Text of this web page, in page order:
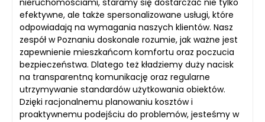
nieruchomościami, staramy się dostarczać nie tylko
efektywne, ale także spersonalizowane usługi, które
odpowiadają na wymagania naszych klientów. Nasz
zespół w Poznaniu doskonale rozumie, jak ważne jest
zapewnienie mieszkańcom komfortu oraz poczucia
bezpieczeństwa. Dlatego też kładziemy duży nacisk
na transparentną komunikację oraz regularne
utrzymywanie standardów użytkowania obiektów.
Dzięki racjonalnemu planowaniu kosztów i
proaktywnemu podejściu do problemów, jesteśmy w